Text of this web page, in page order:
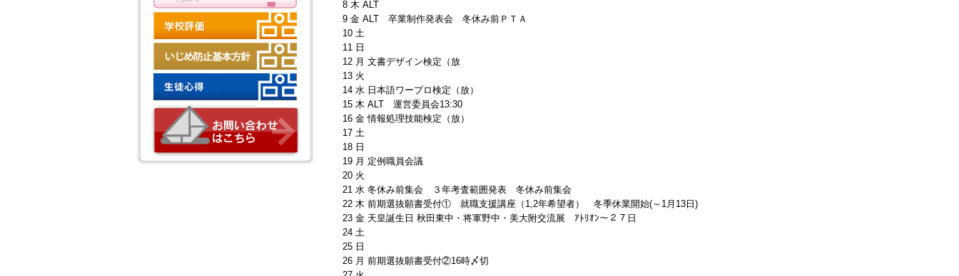
8 木 ALT
9 金 ALT 卒業制作発表会 冬休み前ＰＴＡ
10 土
11 日
12 月 文書デザイン検定（放
13 火
14 水 日本語ワープロ検定（放）
15 木 ALT 運営委員会13:30
16 金 情報処理技能検定（放）
17 土
18 日
19 月 定例職員会議
20 火
21 水 冬休み前集会 ３年考査範囲発表 冬休み前集会
22 木 前期選抜願書受付① 就職支援講座（1,2年希望者） 冬季休業開始(～1月13日)
23 金 天皇誕生日 秋田東中・将軍野中・美大附交流展 ｱﾄﾘｵﾝ～２７日
24 土
25 日
26 月 前期選抜願書受付②16時〆切